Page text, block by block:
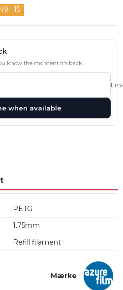
49 : 14
know the moment it's back.
when available
PETG
1.75mm
Refill filament
Mærke